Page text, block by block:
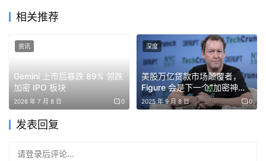
造机器人。我认为目前我们在全球范围内做到这个水平大概
领先大家几年。我们还处于人形机器人这本书的早期章节。
希望下一步是如何大规模把更多机器人推向市场，我们希望
如何让成百上千、成千上万台机器人每天在世界上运行？这
个领域还很早期。我们就像处于人形机器人大规模进入社会
的第一环节。我们内部最兴奋的是：它正在工作，这只是第
相关推荐
Gemini 上市后暴跌 89% 领跌
加密 IPO 板块
2026 年 7 月 8 日 0
资讯
美股万亿贷款市场颠覆者，
Figure 会是下一个“加密神话”
吗？
2025 年 9 月 8 日 0
深度
发表回复
请登录后评论...